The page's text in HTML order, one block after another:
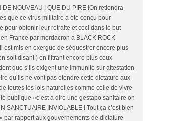
NOUVEAU ! QUE DU PIRE !On retiendra
que ce virus militaire a été conçu pour
pour obtenir leur retraite et ceci dans le but
France par merdacron a BLACK ROCK
mis en exergue de séquestrer encore plus
soit disant ) en filtrant encore plus ceux
que s’ils exigent une immunité sur attestation
qu’ils ne vont pas etendre cette dictature aux
toutes les lois naturelles comme celle de vivre
publique »c’est a dire une gestapo sanitaire on
SANCTUAIRE INVIOLABLE ! Tout ça c’est bien
par rapport aux gouvernements de dictature